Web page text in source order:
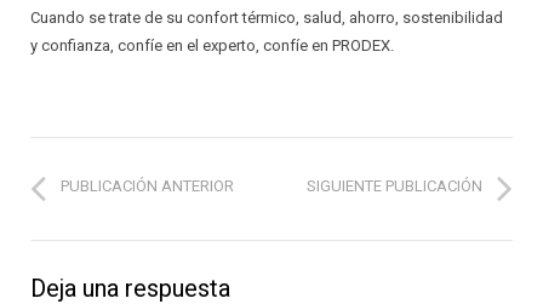
Cuando se trate de su confort térmico, salud, ahorro, sostenibilidad
y confianza, confíe en el experto, confíe en PRODEX.
PUBLICACIÓN ANTERIOR SIGUIENTE PUBLICACIÓN
Deja una respuesta